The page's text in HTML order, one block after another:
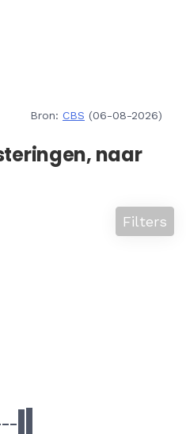
Bron: CBS (06-08-2026)
naar
Filters